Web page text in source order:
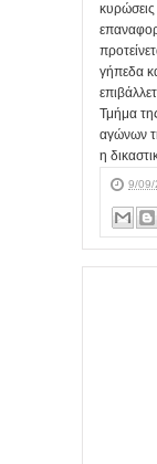
γήπεδα
Τμήμα
αγώνων
η
9/09/